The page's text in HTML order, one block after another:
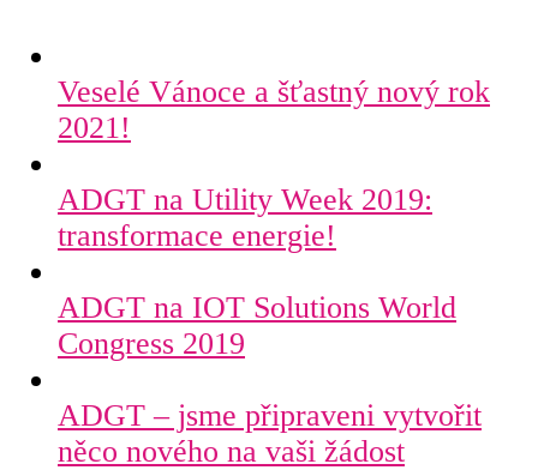
Veselé Vánoce a šťastný nový rok
2021!
ADGT na Utility Week 2019:
transformace energie!
ADGT na IOT Solutions World
Congress 2019
ADGT – jsme připraveni vytvořit
něco nového na vaši žádost